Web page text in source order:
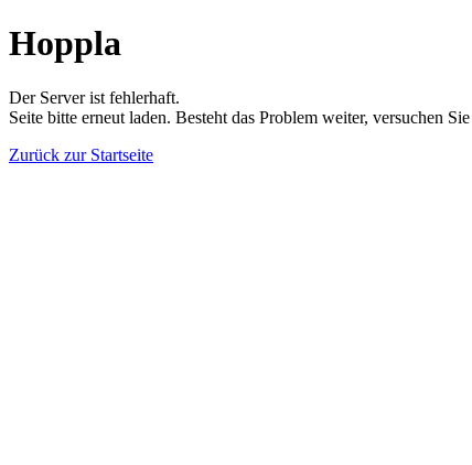
Hoppla
Der Server ist fehlerhaft.
Seite bitte erneut laden. Besteht das Problem weiter, versuchen
Zurück zur Startseite